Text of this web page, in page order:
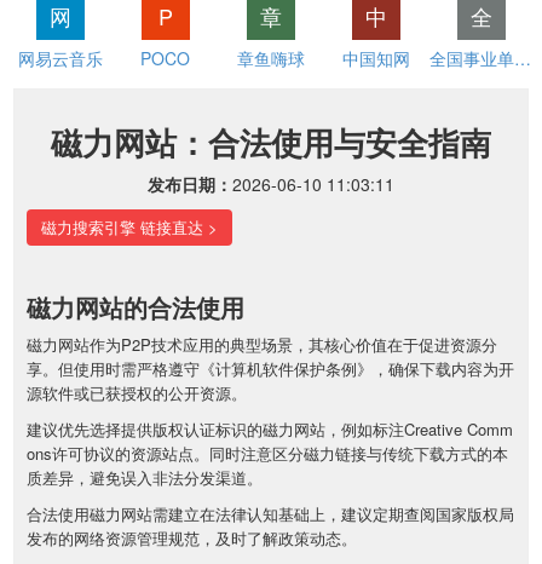
网
网易云音乐
P
POCO
章
章鱼嗨球
中
中国知网
全
全国事业单位招聘网
磁力网站：合法使用与安全指南
发布日期： 2026-06-10 11:03:11
磁力搜索引擎 链接直达 >
磁力网站的合法使用
磁力网站作为P2P技术应用的典型场景，其核心价值在于促进资源分
享。但使用时需严格遵守《计算机软件保护条例》，确保下载内容为开
源软件或已获授权的公开资源。
建议优先选择提供版权认证标识的磁力网站，例如标注Creative Comm
ons许可协议的资源站点。同时注意区分磁力链接与传统下载方式的本
质差异，避免误入非法分发渠道。
合法使用磁力网站需建立在法律认知基础上，建议定期查阅国家版权局
发布的网络资源管理规范，及时了解政策动态。